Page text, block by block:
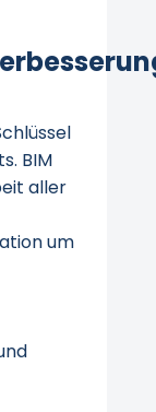
BIM
aller
um